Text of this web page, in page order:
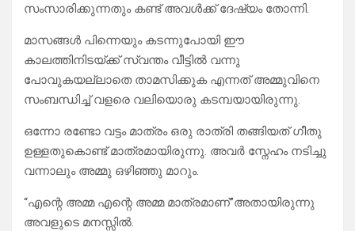
സംസാരിക്കുന്നതും കണ്ട് അവൾക്ക് ദേഷ്യം തോന്നി.
മാസങ്ങൾ പിന്നെയും കടന്നുപോയി ഈ
കാലത്തിനിടയ്ക്ക് സ്വന്തം വീട്ടിൽ വന്നു
പോവുകയല്ലാതെ താമസിക്കുക എന്നത് അമ്മുവിനെ
സംബന്ധിച്ച് വളരെ വലിയൊരു കടമ്പയായിരുന്നു.
ഒന്നോ രണ്ടോ വട്ടം മാത്രം ഒരു രാത്രി തങ്ങിയത് ഗീതു
ഉള്ളതുകൊണ്ട് മാത്രമായിരുന്നു. അവർ സ്നേഹം നടിച്ചു
വന്നാലും അമ്മു ഒഴിഞ്ഞു മാറും.
“എന്റെ അമ്മ എന്റെ അമ്മ മാത്രമാണ്”അതായിരുന്നു
അവളുടെ മനസ്സിൽ.